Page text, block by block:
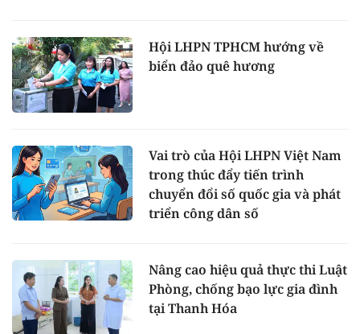
Hội LHPN TPHCM hướng về
biển đảo quê hương
Vai trò của Hội LHPN Việt Nam
trong thúc đẩy tiến trình
chuyển đổi số quốc gia và phát
triển công dân số
Nâng cao hiệu quả thực thi Luật
Phòng, chống bạo lực gia đình
tại Thanh Hóa